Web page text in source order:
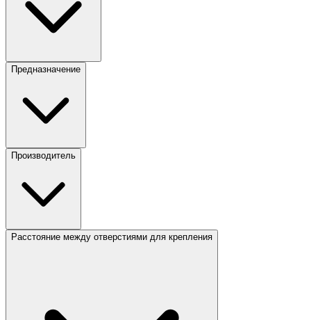
Предназначение
Производитель
Расстояние между отверстиями для крепления